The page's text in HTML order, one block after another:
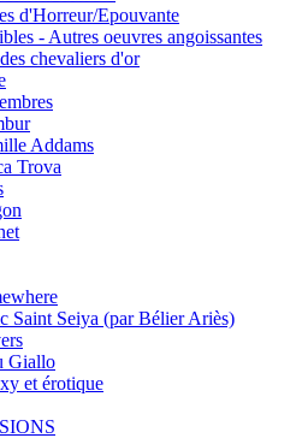
d'Horreur/Epouvante
- Autres oeuvres angoissantes
chevaliers d'or
Addams
Trova
Saint Seiya (par Bélier Ariès)
Giallo
et érotique